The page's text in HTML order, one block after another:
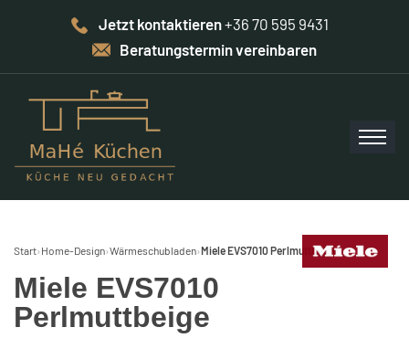
Jetzt kontaktieren+36 70 595 9431
Beratungstermin vereinbaren
Start› Home-Design›Wärmeschubladen›Miele EVS7010 Perlmuttbeige
Miele EVS7010
Perlmuttbeige